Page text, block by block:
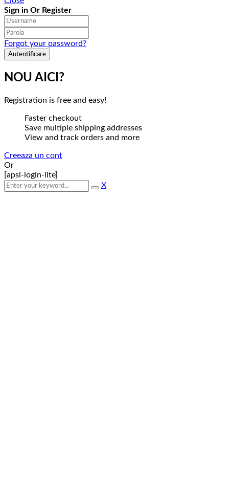
Sign in Or Register
Forgot your password?
NOU AICI?
Registration is free and easy!
Faster checkout
Save multiple shipping addresses
View and track orders and more
Creeaza un cont
Or
[apsl-login-lite]
X